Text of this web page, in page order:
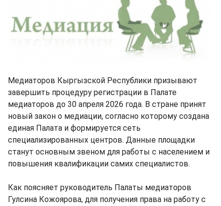
Медиаторов Кыргызской Республики призывают
завершить процедуру регистрации в Палате
медиаторов до 30 апреля 2026 года. В стране принят
новый закон о медиации, согласно которому создана
единая Палата и формируется сеть
специализированных центров. Данные площадки
станут основным звеном для работы с населением и
повышения квалификации самих специалистов.
Как поясняет руководитель Палаты медиаторов
Гулсина Кожоярова, для получения права на работу с